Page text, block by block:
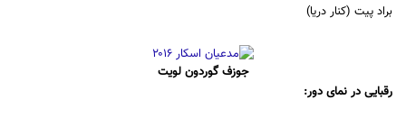
براد پیت (کنار دریا)
جوزف گوردون لویت
رقبایی در نمای دور: